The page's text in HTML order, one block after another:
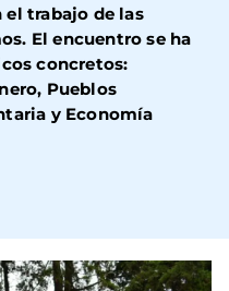
trabajo de las
El encuentro se ha
concretos:
Pueblos
y Economía